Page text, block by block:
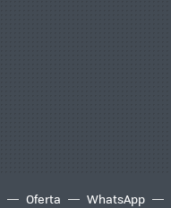
Oferta WhatsApp